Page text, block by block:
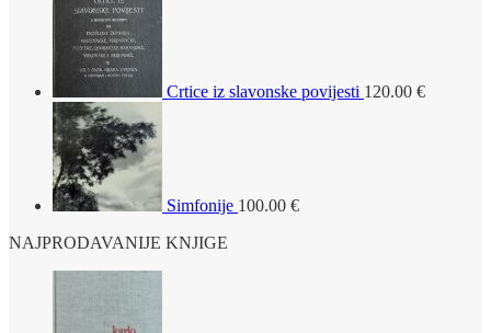
Crtice iz slavonske povijesti 120.00 €
Simfonije 100.00 €
NAJPRODAVANIJE KNJIGE